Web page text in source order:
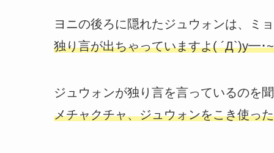
ヨニの後ろに隠れたジュウォンは、ミ
独り言が出ちゃっていますよ( ´Д`)y━･
ジュウォンが独り言を言っているのを
メチャクチャ、ジュウォンをこき使っ